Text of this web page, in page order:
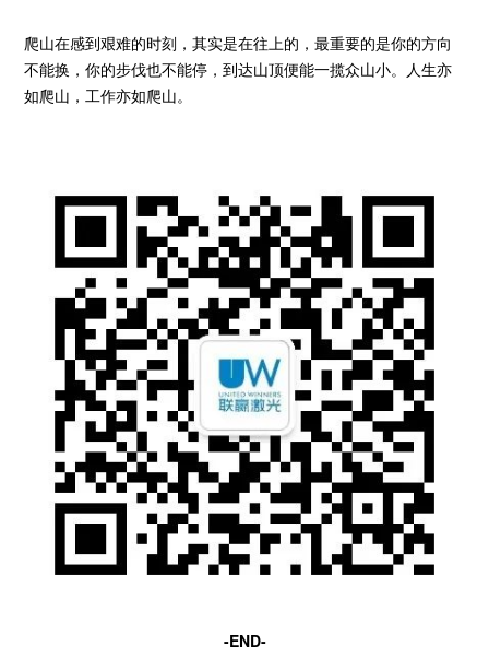
爬山在感到艰难的时刻，其实是在往上的，最重要的是你的方向
不能换，你的步伐也不能停，到达山顶便能一揽众山小。人生亦
如爬山，工作亦如爬山。
-END-